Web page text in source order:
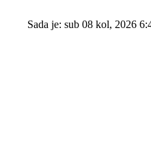
Sada je: sub 08 kol, 2026